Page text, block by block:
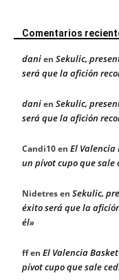
Comentarios
danien Sekulic,
será que la afición
danien Sekulic,
será que la afición
Candi10en El Valencia
un pívot cupo que
Nidetresen Sekulic,
éxito será que la
él»
ffen El Valencia
pívot cupo que sale